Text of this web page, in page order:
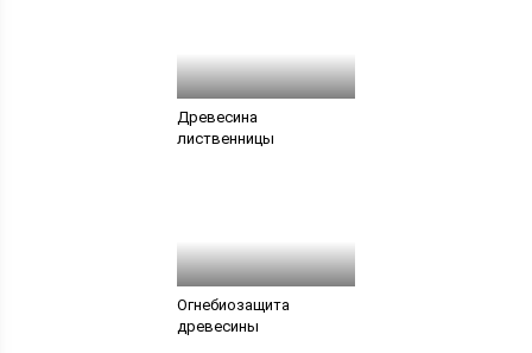
Древесина
лиственницы
Огнебиозащита
древесины